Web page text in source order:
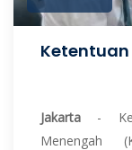
Ketentuan
Jakarta -
Menengah